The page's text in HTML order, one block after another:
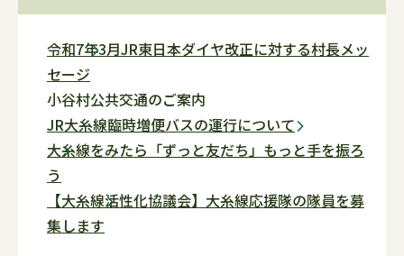
令和7年3月JR東日本ダイヤ改正に対する村長メッ
セージ
小谷村公共交通のご案内
JR大糸線臨時増便バスの運行について
大糸線をみたら「ずっと友だち」もっと手を振ろ
う
【大糸線活性化協議会】大糸線応援隊の隊員を募
集します